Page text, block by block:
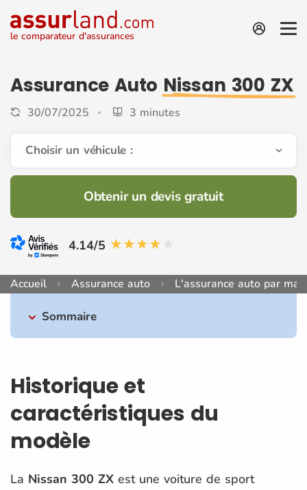
le comparateur d'assurances
Assurance Auto Nissan 300 ZX
30/07/2025 3 minutes
Choisir un véhicule :
Obtenir un devis gratuit
4.14/5
Accueil Assurance auto L'assurance auto par
Sommaire
Historique et
caractéristiques du
modèle
La Nissan 300 ZX est une voiture de sport